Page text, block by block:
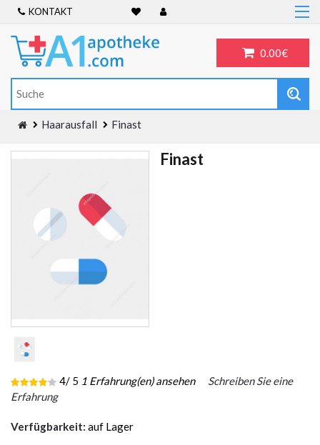
KONTAKT
0.00€
Home
Frauengesundheit
ADHS
Allergien
Haarausfall Finast
Finast
4/ 5 1 Erfahrung(en) ansehen
Schreiben Sie eine
Erfahrung
Verfügbarkeit: auf Lager